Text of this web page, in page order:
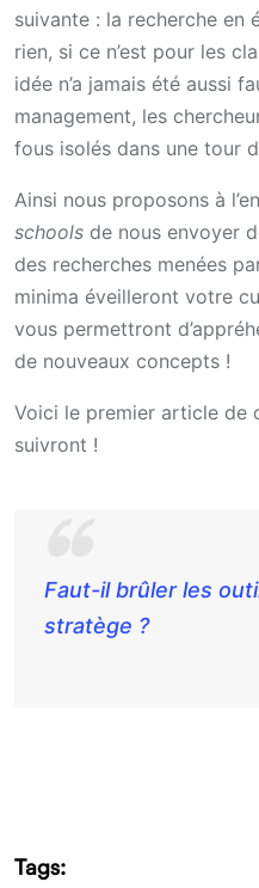
suivante : la recherche en
rien, si ce n’est pour les
idée n’a jamais été aussi
management, les
fous isolés dans une tour
Ainsi nous proposons à
schools de nous envoyer
des recherches menées
minima éveilleront votre
vous permettront
de nouveaux concepts !
Voici le premier article de
suivront !
Faut-il brûler les
stratège ?
Tags: